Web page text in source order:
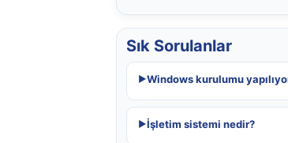
Sık Sorulanlar
Windows kurulumu
İşletim sistemi nedir?